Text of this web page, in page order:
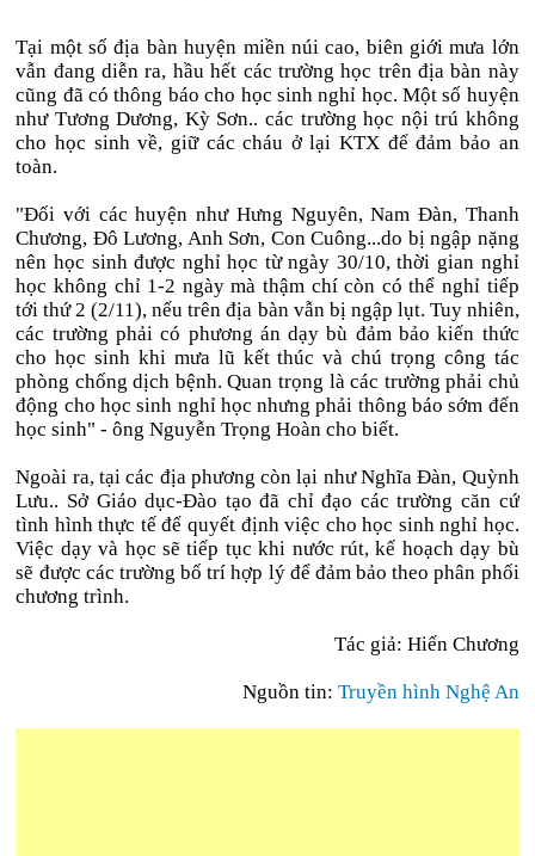
Tại một số địa bàn huyện miền núi cao, biên giới mưa lớn
vẫn đang diễn ra, hầu hết các trường học trên địa bàn này
cũng đã có thông báo cho học sinh nghỉ học. Một số huyện
như Tương Dương, Kỳ Sơn.. các trường học nội trú không
cho học sinh về, giữ các cháu ở lại KTX để đảm bảo an
toàn.
"Đối với các huyện như Hưng Nguyên, Nam Đàn, Thanh
Chương, Đô Lương, Anh Sơn, Con Cuông...do bị ngập nặng
nên học sinh được nghỉ học từ ngày 30/10, thời gian nghỉ
học không chỉ 1-2 ngày mà thậm chí còn có thể nghỉ tiếp
tới thứ 2 (2/11), nếu trên địa bàn vẫn bị ngập lụt. Tuy nhiên,
các trường phải có phương án dạy bù đảm bảo kiến thức
cho học sinh khi mưa lũ kết thúc và chú trọng công tác
phòng chống dịch bệnh. Quan trọng là các trường phải chủ
động cho học sinh nghỉ học nhưng phải thông báo sớm đến
học sinh" - ông Nguyễn Trọng Hoàn cho biết.
Ngoài ra, tại các địa phương còn lại như Nghĩa Đàn, Quỳnh
Lưu.. Sở Giáo dục-Đào tạo đã chỉ đạo các trường căn cứ
tình hình thực tế để quyết định việc cho học sinh nghỉ học.
Việc dạy và học sẽ tiếp tục khi nước rút, kế hoạch dạy bù
sẽ được các trường bố trí hợp lý để đảm bảo theo phân phối
chương trình.
Tác giả: Hiến Chương
Nguồn tin: Truyền hình Nghệ An